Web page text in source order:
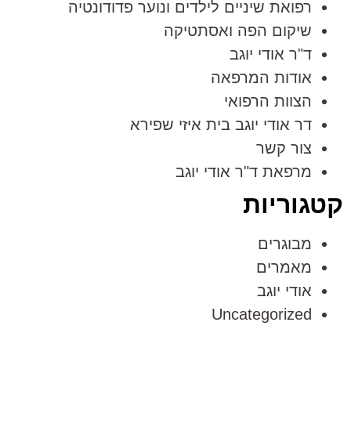
רפואת שיניים לילדים ונוער פדודונטיה
שיקום הפה ואסתטיקה
ד"ר אודי יוגב
אודות המרפאה
הצוות הרפואי
דר אודי יוגב בית איזי שפירא
צור קשר
מרפאת ד"ר אודי יוגב
קטגוריות
מבוגרים
מאמרים
אודי יוגב
Uncategorized